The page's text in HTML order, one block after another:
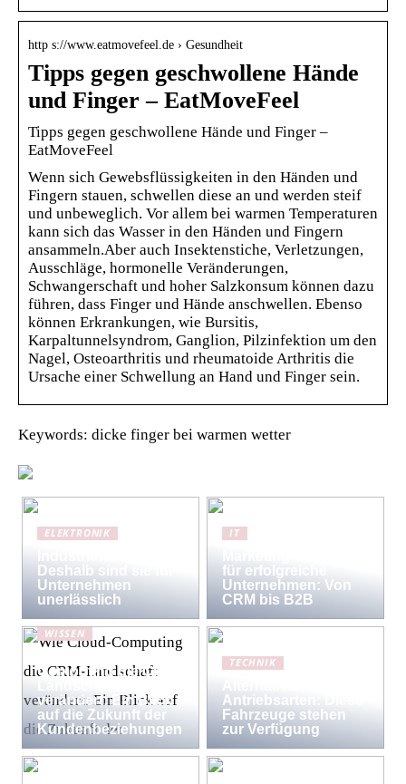
http s://www.eatmovefeel.de › Gesundheit
Tipps gegen geschwollene Hände
und Finger – EatMoveFeel
Tipps gegen geschwollene Hände und Finger –
EatMoveFeel
Wenn sich Gewebsflüssigkeiten in den Händen und
Fingern stauen, schwellen diese an und werden steif
und unbeweglich. Vor allem bei warmen Temperaturen
kann sich das Wasser in den Händen und Fingern
ansammeln.Aber auch Insektenstiche, Verletzungen,
Ausschläge, hormonelle Veränderungen,
Schwangerschaft und hoher Salzkonsum können dazu
führen, dass Finger und Hände anschwellen. Ebenso
können Erkrankungen, wie Bursitis,
Karpaltunnelsyndrom, Ganglion, Pilzinfektion um den
Nagel, Osteoarthritis und rheumatoide Arthritis die
Ursache einer Schwellung an Hand und Finger sein.
Keywords: dicke finger bei warmen wetter
ELEKTRONIK
Deshalb sind sie für
Unternehmen
unerlässlich
IT
für erfolgreiche
Unternehmen: Von
CRM bis B2B
WISSEN
Computing die CRM-
verändert: Ein Blick
auf die Zukunft der
Kundenbeziehungen
TECHNIK
Antriebsarten: Diese
Fahrzeuge stehen
zur Verfügung